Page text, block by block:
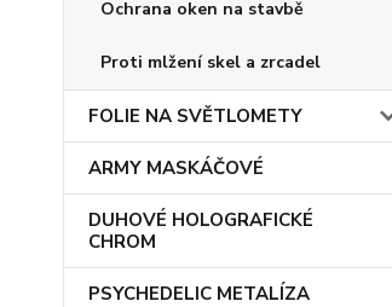
Ochrana oken na stavbě
Proti mlžení skel a zrcadel
FOLIE NA SVĚTLOMETY
ARMY MASKÁČOVÉ
DUHOVÉ HOLOGRAFICKÉ
CHROM
PSYCHEDELIC METALÍZA